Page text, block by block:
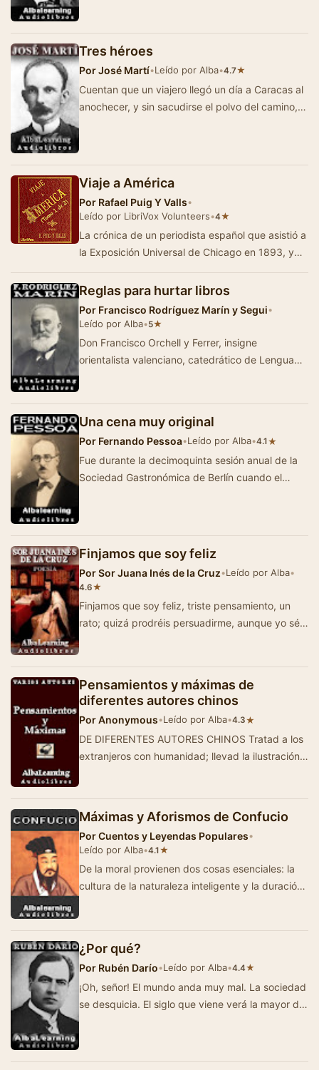
Tres héroes
PorJosé Martí•Leído por Alba•4.7★
Cuentan que un viajero llegó un día a Caracas al
anochecer, y sin sacudirse el polvo del camino,
Viaje a América
Por Rafael Puig Y Valls•
Leído por LibriVox Volunteers•4★
La crónica de un periodista español que asistió a
la Exposición Universal de Chicago en 1893, y
Reglas para hurtar libros
Por Francisco Rodríguez Marín y Segui•
Leído por Alba•5★
Don Francisco Orchell y Ferrer, insigne
orientalista valenciano, catedrático de Lengua
Una cena muy original
Por Fernando Pessoa•Leído por Alba•4.1 ★
Fue durante la decimoquinta sesión anual de la
Sociedad Gastronómica de Berlín cuando el
Finjamos que soy feliz
PorSor Juana Inés de la Cruz•Leído por Alba•
4.6★
Finjamos que soy feliz, triste pensamiento, un
rato; quizá prodréis persuadirme, aunque yo sé
Pensamientos y máximas de
diferentes autores chinos
PorAnonymous•Leído por Alba•4.3★
DE DIFERENTES AUTORES CHINOS Tratad a los
extranjeros con humanidad; llevad la ilustración a
Máximas y Aforismos de Confucio
PorCuentos y Leyendas Populares•
Leído por Alba•4.1 ★
De la moral provienen dos cosas esenciales: la
cultura de la naturaleza inteligente y la duración
¿Por qué?
Por Rubén Darío•Leído por Alba•4.4★
¡Oh, señor! El mundo anda muy mal. La sociedad
se desquicia. El siglo que viene verá la mayor de